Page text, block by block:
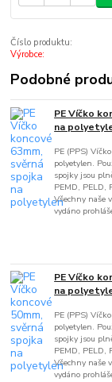
Číslo produktu:
Výrobce:
Podobné
PE Víčko
na
PE (PPS)
polyetylen.
spojky jsou
PEMD, PELD,
Všechny naše
vydáno
PE Víčko
na
PE (PPS)
polyetylen.
spojky jsou
PEMD, PELD,
Všechny naše
vydáno